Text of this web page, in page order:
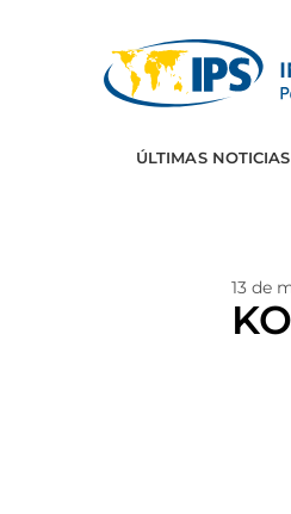
ÚLTIMAS NOTICIAS
13 de